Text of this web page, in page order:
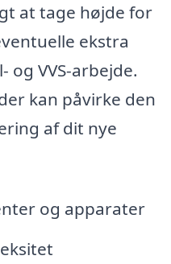
at tage højde for
ekstra
og VVS-arbejde.
kan påvirke den
af dit nye
og apparater